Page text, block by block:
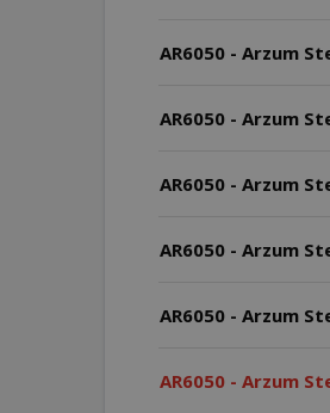
AR6050 - Arzum
AR6050 - Arzum
AR6050 - Arzum